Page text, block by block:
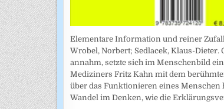
Elementare Information und reiner
Wrobel, Norbert; Sedlacek, Klaus-
annahm, setzte sich im Menschenbild
Mediziners Fritz Kahn mit dem
über das Funktionieren eines Menschen
Wandel im Denken, wie die